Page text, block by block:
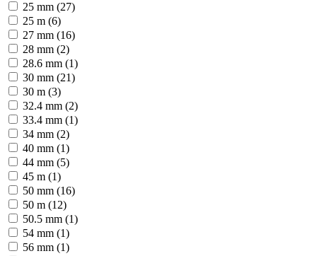
25 mm (27)
25 m (6)
27 mm (16)
28 mm (2)
28.6 mm (1)
30 mm (21)
30 m (3)
32.4 mm (2)
33.4 mm (1)
34 mm (2)
40 mm (1)
44 mm (5)
45 m (1)
50 mm (16)
50 m (12)
50.5 mm (1)
54 mm (1)
56 mm (1)